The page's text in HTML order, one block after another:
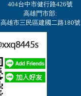
404台中市健行路426號
高雄門市部:
高雄市三民區建國二路180號